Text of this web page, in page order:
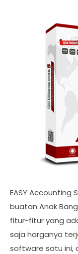
EASY Accounting
buatan Anak
fitur-fitur yang
saja harganya
software satu ini,